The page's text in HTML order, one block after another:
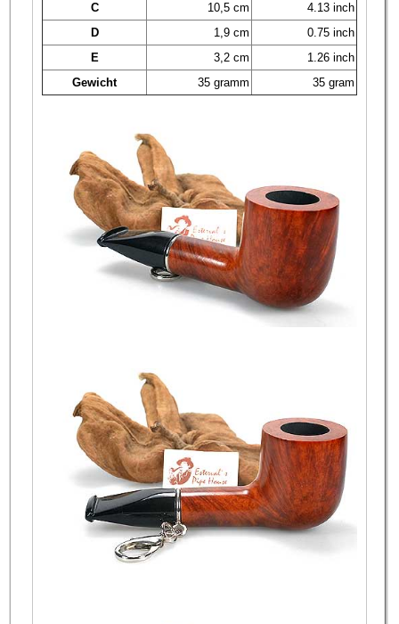
C
10,5 cm
4.13 inch
D
1,9 cm
0.75 inch
E
3,2 cm
1.26 inch
Gewicht
35 gramm 35 gram